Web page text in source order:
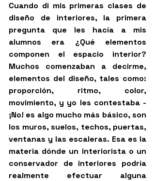
Cuando di mis primeras clases de
diseño de interiores, la primera
pregunta que les hacía a mis
alumnos era ¿Qué elementos
componen el espacio interior?
Muchos comenzaban a decirme,
elementos del diseño, tales como:
proporción, ritmo, color,
movimiento, y yo les contestaba -
¡No! es algo mucho más básico, son
los muros, suelos, techos, puertas,
ventanas y las escaleras. Esa es la
materia dónde un interiorista o un
conservador de interiores podría
realmente efectuar alguna